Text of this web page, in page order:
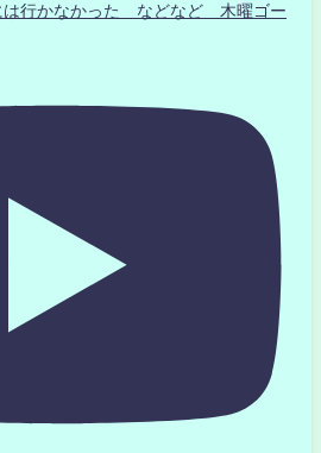
行かなかった などなど 木曜ゴー